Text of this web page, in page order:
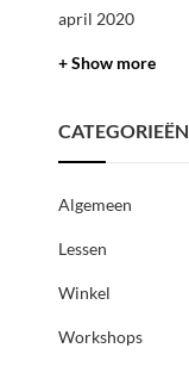
april 2020
+ Show more
CATEGORIEËN
Algemeen
Lessen
Winkel
Workshops